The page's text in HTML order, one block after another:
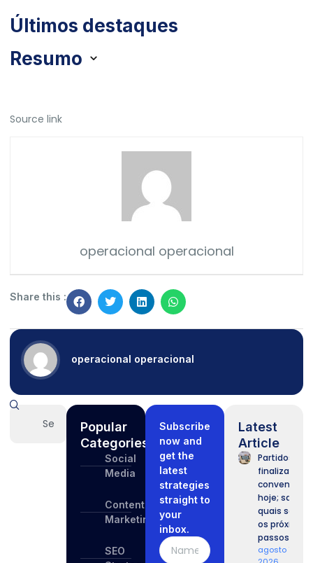
Últimos destaques
Resumo
Source link
operacional operacional
Share this :
operacional operacional
Popular
Categories
Social
Media
Content
Marketing
SEO
Subscribe
now and
get the
latest
strategies
straight to
your
inbox.
Latest
Article
Partidos
finalizam
convenções
hoje; saiba
quais serão
os próximos
passos.
agosto 7,